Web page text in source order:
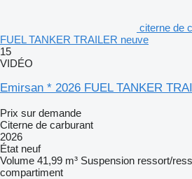
citerne de
FUEL TANKER TRAILER neuve
15
VIDÉO
Emirsan * 2026 FUEL TANKER
Prix sur demande
Citerne de carburant
2026
État neuf
Volume 41,99 m³ Suspension ressort/
compartiment